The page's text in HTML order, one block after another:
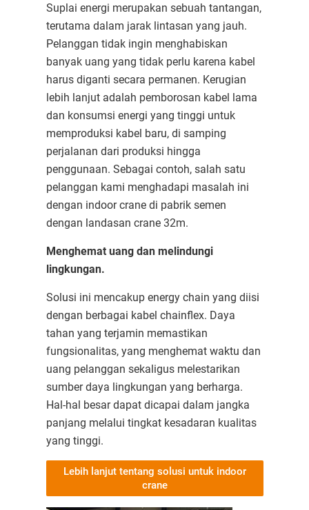
Suplai energi merupakan sebuah tantangan,
terutama dalam jarak lintasan yang jauh.
Pelanggan tidak ingin menghabiskan
banyak uang yang tidak perlu karena kabel
harus diganti secara permanen. Kerugian
lebih lanjut adalah pemborosan kabel lama
dan konsumsi energi yang tinggi untuk
memproduksi kabel baru, di samping
perjalanan dari produksi hingga
penggunaan. Sebagai contoh, salah satu
pelanggan kami menghadapi masalah ini
dengan indoor crane di pabrik semen
dengan landasan crane 32m.
Menghemat uang dan melindungi
lingkungan.
Solusi ini mencakup energy chain yang diisi
dengan berbagai kabel chainflex. Daya
tahan yang terjamin memastikan
fungsionalitas, yang menghemat waktu dan
uang pelanggan sekaligus melestarikan
sumber daya lingkungan yang berharga.
Hal-hal besar dapat dicapai dalam jangka
panjang melalui tingkat kesadaran kualitas
yang tinggi.
Lebih lanjut tentang solusi untuk indoor
crane